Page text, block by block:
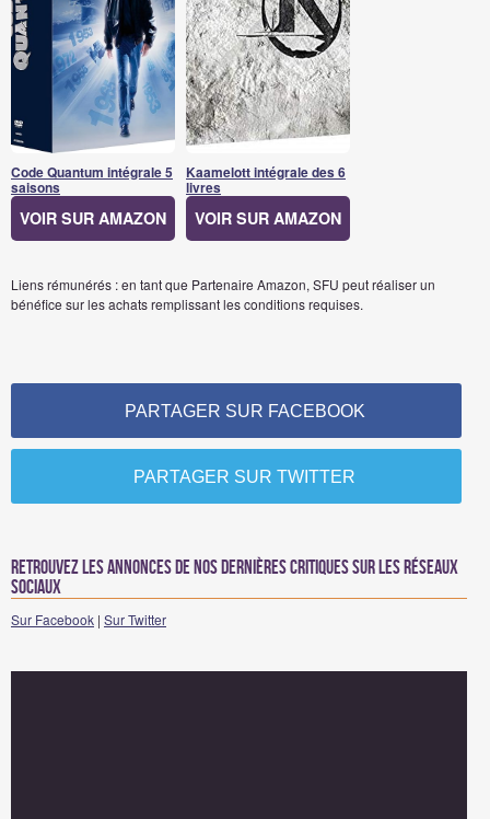
Code Quantum intégrale 5
saisons
VOIR SUR AMAZON
Kaamelott intégrale des 6
livres
VOIR SUR AMAZON
Liens rémunérés : en tant que Partenaire Amazon, SFU peut réaliser un
bénéfice sur les achats remplissant les conditions requises.
PARTAGER SUR FACEBOOK
PARTAGER SUR TWITTER
Retrouvez les annonces de nos dernières critiques sur les réseaux
sociaux
Sur Facebook | Sur Twitter